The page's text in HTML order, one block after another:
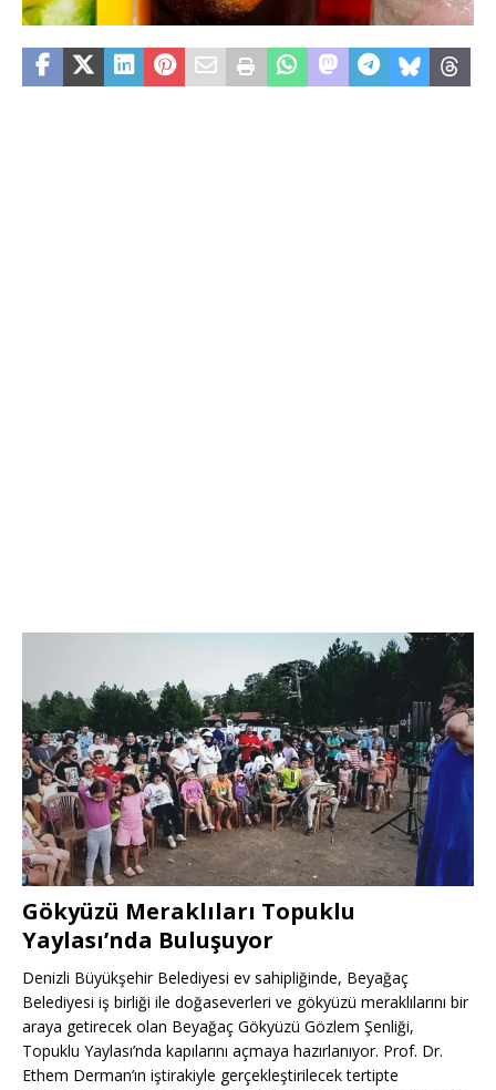
Gökyüzü Meraklıları Topuklu
Yaylası’nda Buluşuyor
Denizli Büyükşehir Belediyesi ev sahipliğinde, Beyağaç
Belediyesi iş birliği ile doğaseverleri ve gökyüzü meraklılarını bir
araya getirecek olan Beyağaç Gökyüzü Gözlem Şenliği,
Topuklu Yaylası’nda kapılarını açmaya hazırlanıyor. Prof. Dr.
Ethem Derman’ın iştirakiyle gerçekleştirilecek tertipte